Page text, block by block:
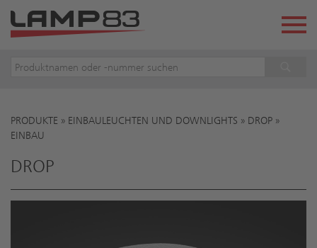
Sie sind hier
PRODUKTE » EINBAULEUCHTEN UND DOWNLIGHTS » DROP »
EINBAU
DROP